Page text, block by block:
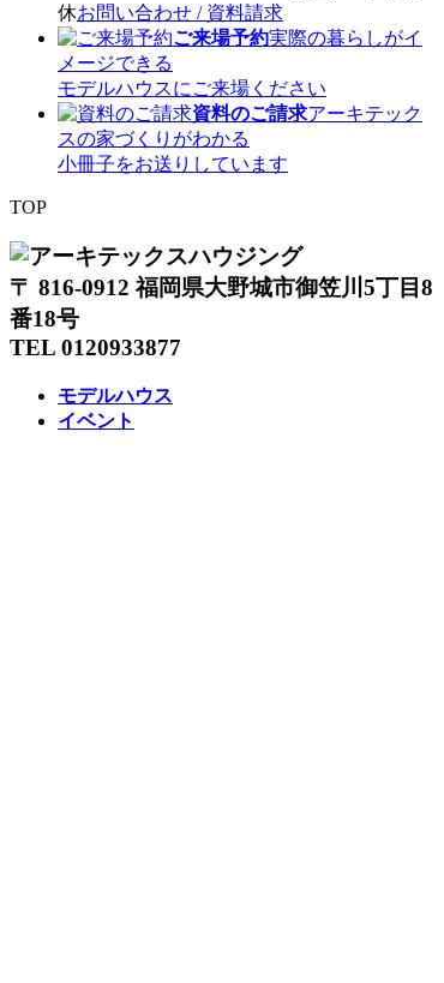
休お問い合わせ / 資料請求
ご来場予約実際の暮らしがイ
メージできる
モデルハウスにご来場ください
資料のご請求アーキテック
スの家づくりがわかる
小冊子をお送りしています
TOP
〒 816-0912 福岡県大野城市御笠川5丁目8
番18号
TEL 0120933877
モデルハウス
イベント